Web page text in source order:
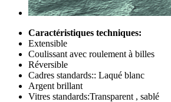
Caractéristiques techniques:
Extensible
Coulissant avec roulement à billes
Réversible
Cadres standards:: Laqué blanc
Argent brillant
Vitres standards:Transparent , sablé